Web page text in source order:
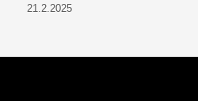
21.2.2025